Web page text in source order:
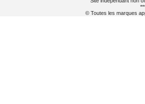
© Toutes les marques